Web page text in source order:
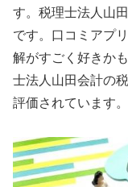
す。税理士法人山
です。口コミアプ
解がすごく好きか
士法人山田会計の
評価されています。